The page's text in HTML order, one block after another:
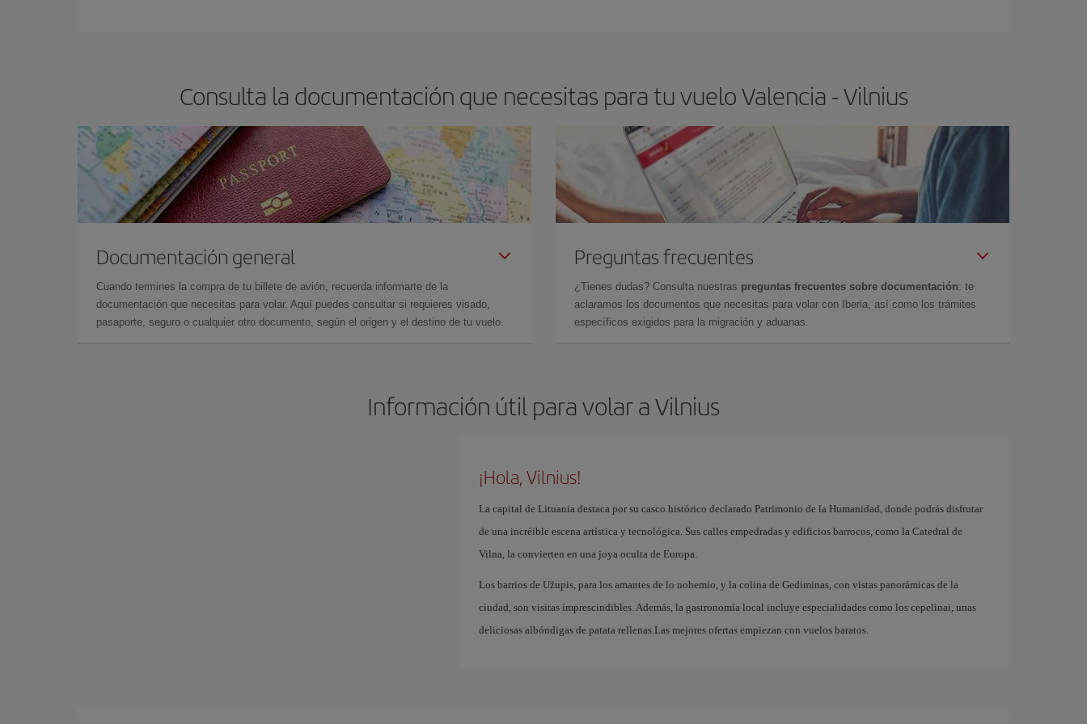
Consulta la documentación que necesitas para tu vuelo Valencia - Vilnius
Documentación general
Cuando termines la compra de tu billete de avión, recuerda informarte de la
documentación que necesitas para volar. Aquí puedes consultar si requieres visado,
pasaporte, seguro o cualquier otro documento, según el origen y el destino de tu vuelo.
Preguntas frecuentes
¿Tienes dudas? Consulta nuestras preguntas frecuentes sobre documentación: te
aclaramos los documentos que necesitas para volar con Iberia, así como los trámites
específicos exigidos para la migración y aduanas.
Información útil para volar a Vilnius
¡Hola, Vilnius!
La capital de Lituania destaca por su casco histórico declarado Patrimonio de la Humanidad, donde podrás disfrutar
de una incréible escena artística y tecnológica. Sus calles empedradas y edificios barrocos, como la Catedral de
Vilna, la convierten en una joya oculta de Europa.
Los barrios de Užupis, para los amantes de lo nohemio, y la colina de Gediminas, con vistas panorámicas de la
ciudad, son visitas imprescindibles. Además, la gastronomía local incluye especialidades como los cepelinai, unas
deliciosas albóndigas de patata rellenas.Las mejores ofertas empiezan con vuelos baratos.